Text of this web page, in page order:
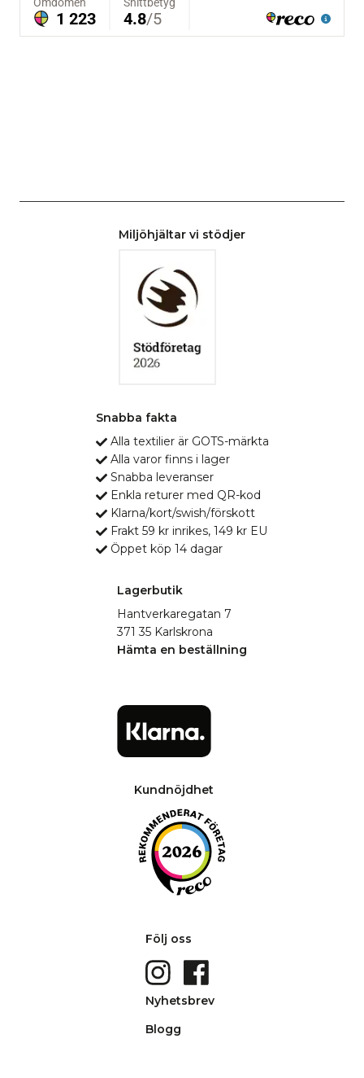
Miljöhjältar vi stödjer
Snabba fakta
Alla textilier är GOTS-märkta
Alla varor finns i lager
Snabba leveranser
Enkla returer med QR-kod
Klarna/kort/swish/förskott
Frakt 59 kr inrikes, 149 kr EU
Öppet köp 14 dagar
Lagerbutik
Hantverkaregatan 7
371 35 Karlskrona
Hämta en beställning
Kundnöjdhet
Följ oss
Nyhetsbrev
Blogg